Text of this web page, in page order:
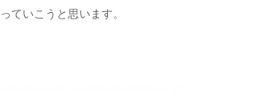
ていこうと思います。